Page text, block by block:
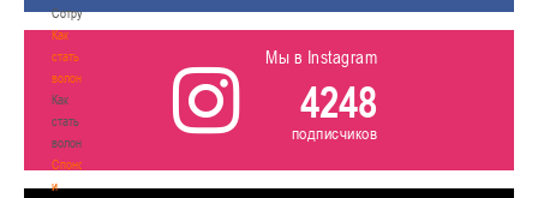
Сотрудничество
Как
стать
волонтером
Как
стать
волонтером
Спонсоры
и
Мы в Instagram
4248
подписчиков